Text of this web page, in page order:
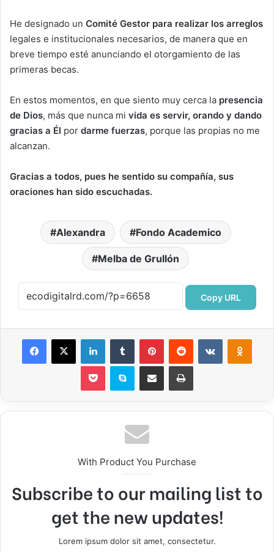
He designado un Comité Gestor para realizar los arreglos
legales e institucionales necesarios, de manera que en
breve tiempo esté anunciando el otorgamiento de las
primeras becas.
En estos momentos, en que siento muy cerca la presencia
de Dios, más que nunca mi vida es servir, orando y dando
gracias a Él por darme fuerzas, porque las propias no me
alcanzan.
Gracias a todos, pues he sentido su compañía, sus
oraciones han sido escuchadas.
Alexandra Fondo Academico
Melba de Grullón
Copy URL
Facebook
X LinkedInTumblr PinterestReddit VKontakte
Pocket Skype Compartir por correo electrónicoImprimir
With Product You Purchase
Subscribe to our mailing list to
get the new updates!
Lorem ipsum dolor sit amet, consectetur.